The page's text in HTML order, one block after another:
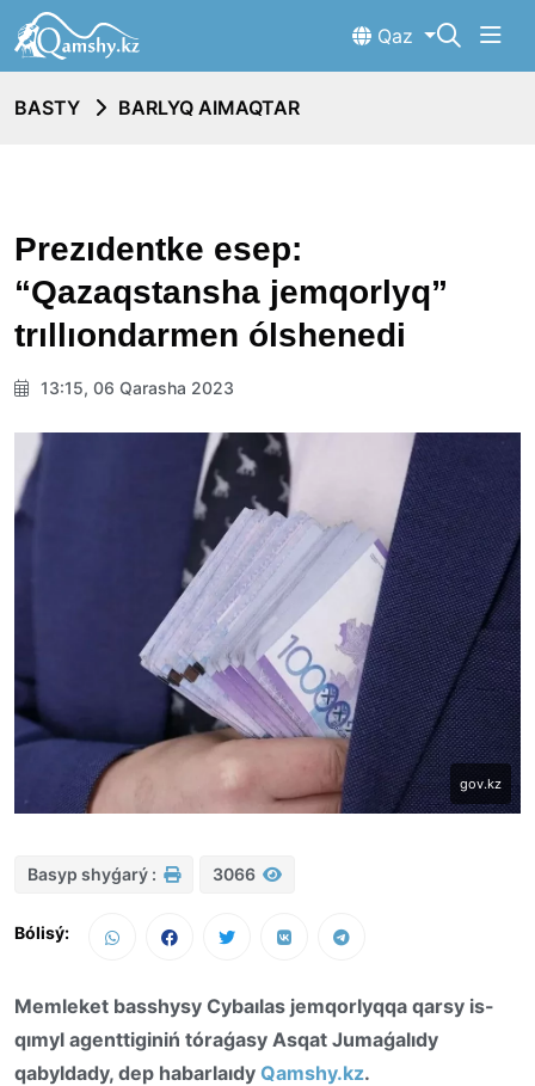
Qaz
BASTY BARLYQ AIMAQTAR
Prezıdentke esep:
“Qazaqstansha jemqorlyq”
trıllıondarmen ólshenedi
13:15, 06 Qarasha 2023
gov.kz
Basyp shyǵarý : 3066
Bólisý:
Memleket basshysy Cybaılas jemqorlyqqa qarsy is-
qımyl agenttiginiń tóraǵasy Asqat Jumaǵalıdy
qabyldady, dep habarlaıdy Qamshy.kz.